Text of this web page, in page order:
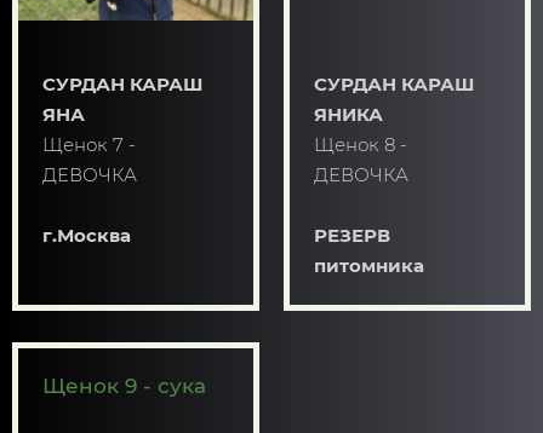
СУРДАН КАРАШ
ЯНА
Щенок 7 -
ДЕВОЧКА
г.Москва
СУРДАН КАРАШ
ЯНИКА
Щенок 8 -
ДЕВОЧКА
РЕЗЕРВ
питомника
Щенок 9 - сука